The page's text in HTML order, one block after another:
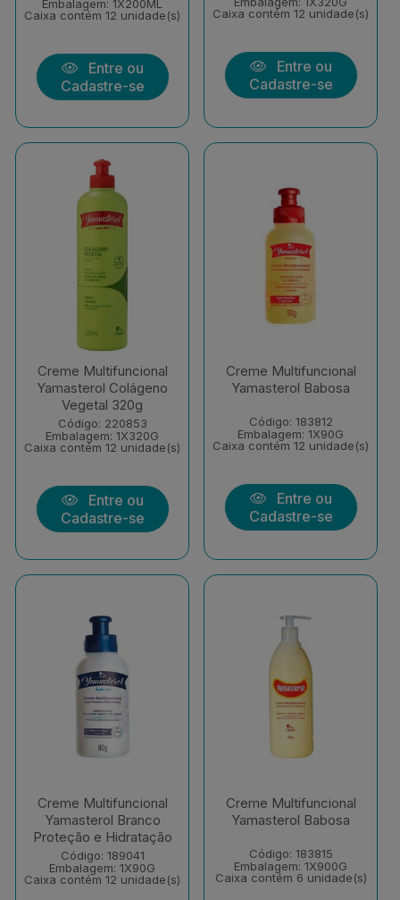
Embalagem: 1X200ML
Caixa contém 12 unidade(s)
Entre ou
Cadastre-se
Caixa contém 12 unidade(s)
Entre ou
Cadastre-se
Creme Multifuncional
Yamasterol Colágeno
Vegetal 320g
Código: 220853
Embalagem: 1X320G
Caixa contém 12 unidade(s)
Entre ou
Cadastre-se
Creme Multifuncional
Yamasterol Babosa
Código: 183812
Embalagem: 1X90G
Caixa contém 12 unidade(s)
Entre ou
Cadastre-se
Creme Multifuncional
Yamasterol Branco
Proteção e Hidratação
Código: 189041
Embalagem: 1X90G
Caixa contém 12 unidade(s)
Creme Multifuncional
Yamasterol Babosa
Código: 183815
Embalagem: 1X900G
Caixa contém 6 unidade(s)